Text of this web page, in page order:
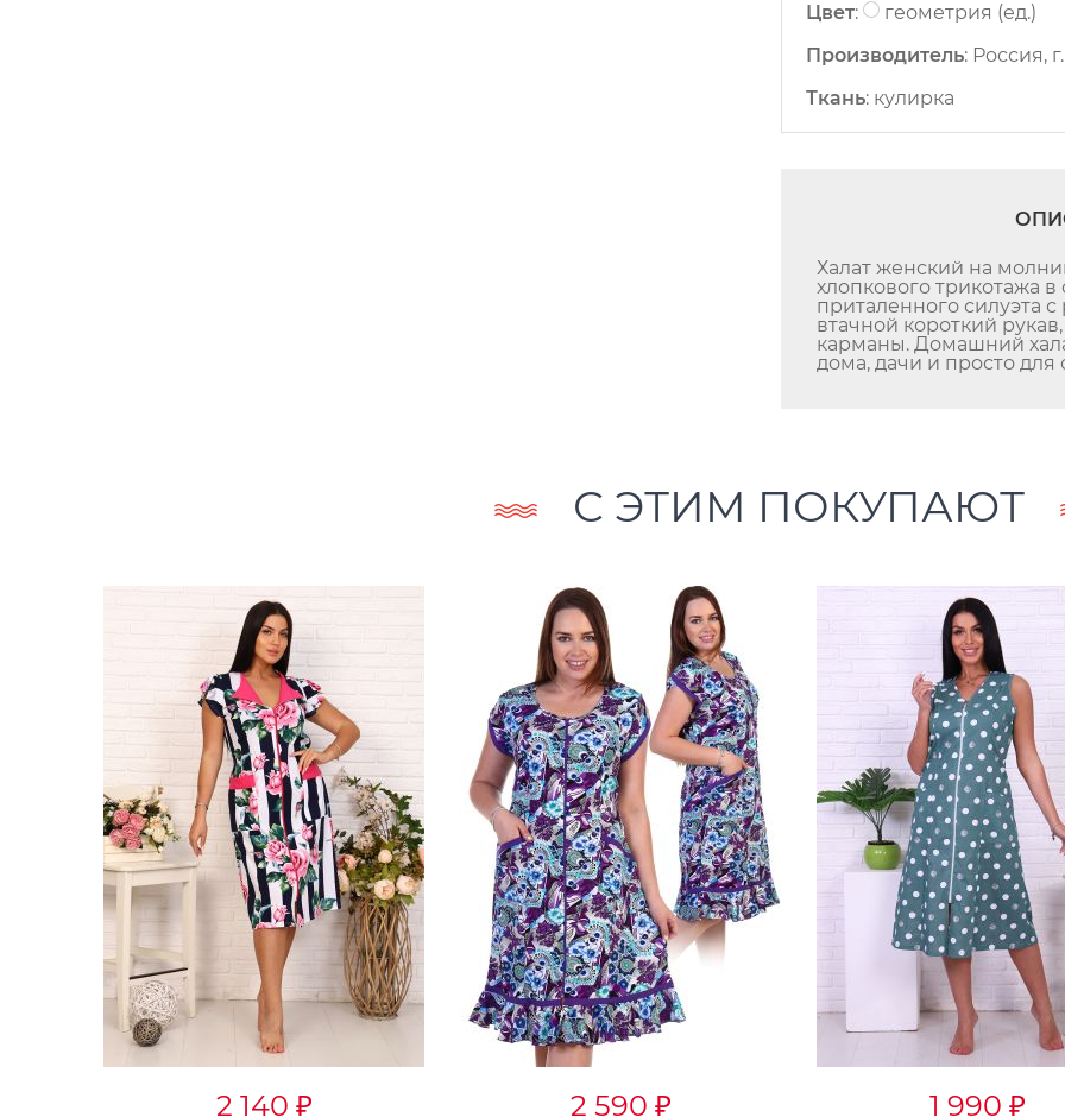
Цвет:
геометрия (ед.)
Производитель: Россия,
Ткань: кулирка
Халат женский на
хлопкового трикотажа
приталенного силуэта
втачной короткий
карманы. Домашний
дома, дачи и просто для
С ЭТИМ ПОКУПАЮТ
2 590₽ 1 990 ₽ 590₽